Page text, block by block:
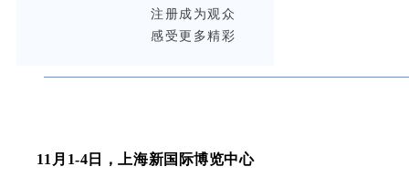
注册成为观众
感受更多精彩
11月1-4日，上海新国际博览中心